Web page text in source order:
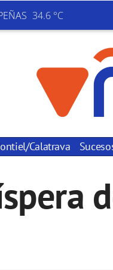
34.6 °C
Calatrava